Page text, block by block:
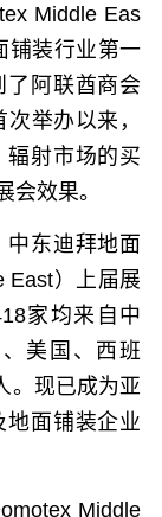
Middle Eas
铺装行业第一
了阿联酋商会
举办以来，
辐射市场的买
会效果。
中东迪拜地面
East）上届展
家均来自中
美国、西班
。现已成为亚
地面铺装企业
Middle